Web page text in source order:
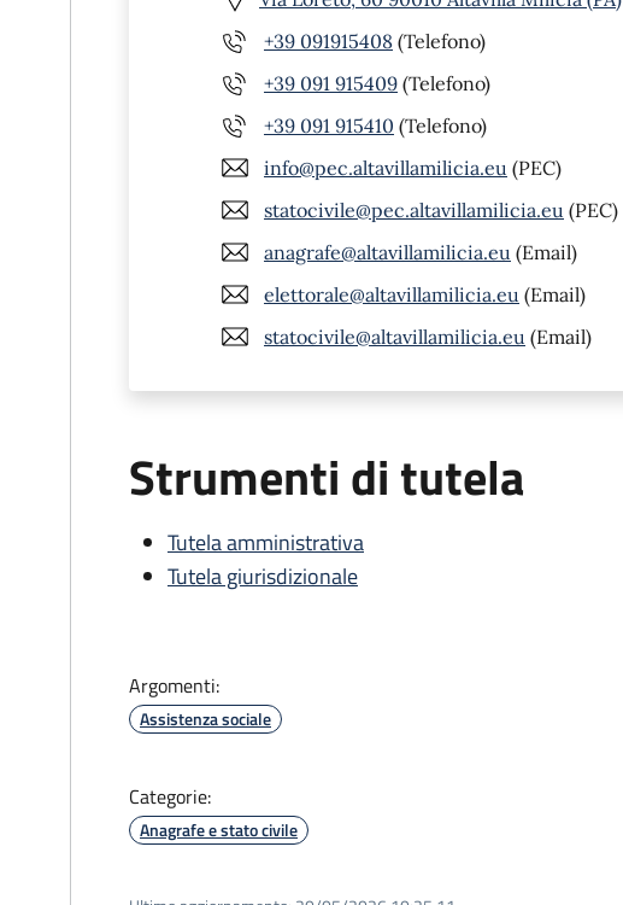
+39 091915408 (Telefono)
+39 091 915409 (Telefono)
+39 091 915410 (Telefono)
info@pec.altavillamilicia.eu (PEC)
statocivile@pec.altavillamilicia.eu (PEC)
anagrafe@altavillamilicia.eu (Email)
elettorale@altavillamilicia.eu (Email)
statocivile@altavillamilicia.eu (Email)
Strumenti di tutela
Tutela amministrativa
Tutela giurisdizionale
Argomenti:
Assistenza sociale
Categorie:
Anagrafe e stato civile